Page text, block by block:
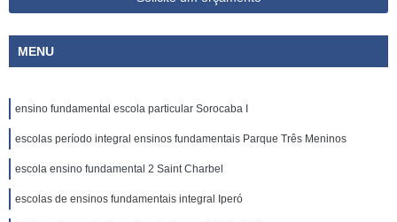
MENU
ensino fundamental escola particular Sorocaba I
escolas período integral ensinos fundamentais Parque Três Meninos
escola ensino fundamental 2 Saint Charbel
escolas de ensinos fundamentais integral Iperó